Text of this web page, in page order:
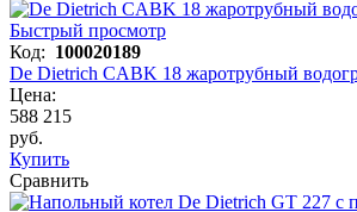
Быстрый просмотр
Код: 100020189
De Dietrich CABK 18 жаротрубный
Цена:
588 215
руб.
Купить
Сравнить